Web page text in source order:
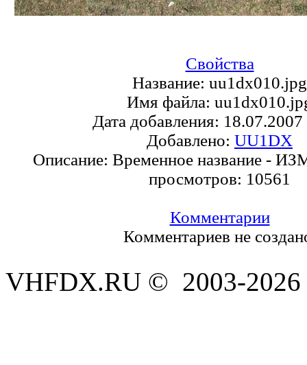
Свойства
Название: uu1dx010.jpg
Имя файла:
Дата добавления:
Добавлено: UU1DX
Описание: Временное название -
просмотров: 10561
Комментарии
Комментариев не
VHFDX.RU © 2003-2026